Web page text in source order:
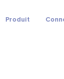
Produit